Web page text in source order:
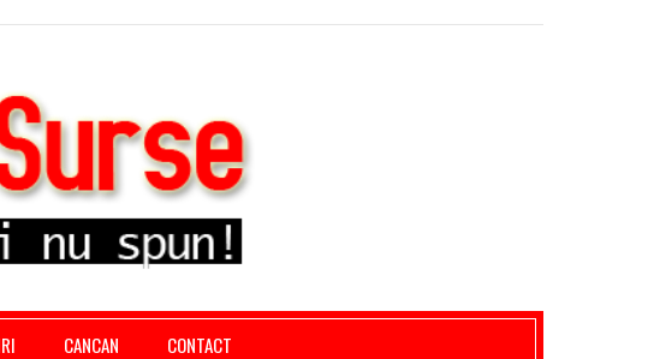
editoriale giurgiu, dezvaluiri, soc, cancan, stiri locale
CANCAN CONTACT